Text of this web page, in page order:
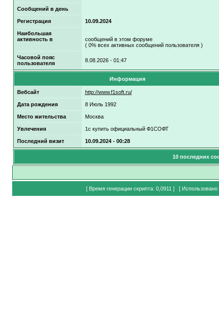
Сообщений в день
Регистрация 10.09.2024
Наибольшая
активность в
сообщений в этом форуме
( 0% всех активных сообщений пользователя )
Часовой пояс
пользователя
8.08.2026 - 01:47
Информация
Вебсайт http://www.f1soft.ru/
Дата рождения 8 Июль 1992
Место жительства Москва
Увлечения 1с купить официальный Ф1СОФТ
Последний визит 10.09.2024 - 00:28
10 последних
[ Время генерации скрипта: 0,0911 ] [